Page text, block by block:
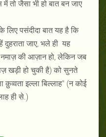
तो जैसा भी हो बात बन जाए
पसंदीदा बात यह है कि
दुहराता जाए, भले ही यह
की आज़ान हो, लेकिन जब
खड़ी हो चुकी है) को सुनते
क़ुव्वता इल्ला बिल्लाह" (न कोई
ही से.)